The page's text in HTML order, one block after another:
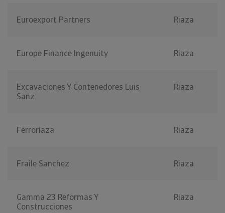
Euroexport Partners Riaza
Europe Finance Ingenuity Riaza
Excavaciones Y Contenedores Luis
Sanz
Riaza
Ferroriaza Riaza
Fraile Sanchez Riaza
Gamma 23 Reformas Y
Construcciones
Riaza